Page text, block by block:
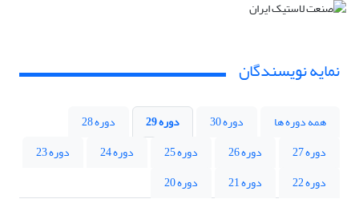
نمایه نویسندگان
همه دوره ها دوره 30 دوره 29
دوره 28
دوره 27
دوره 26 دوره 25 دوره 24
دوره 23
دوره 22
دوره 21
دوره 20